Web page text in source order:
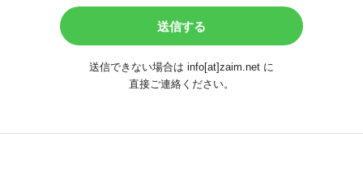
送信できない場合は info[at]zaim.net に
直接ご連絡ください。